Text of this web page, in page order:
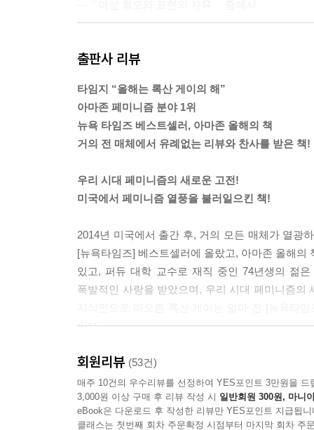
아니 어린이에 대해서는 아주 작은 지면만 할애
아니란 말이다. 어떻게 이 사건 앞에서 이 본질을
「성폭력의 부주의한 언어 사용에 대하여」중에서
우리가 여러분을 망쳐놓았다. 찰리 신이 켈리 프레
있어서 그렇게 되었다(브룩 뮐러에게 머리를 잘라
에게 보내버리겠다는 협박 편지를 씀). 마돈나를
렸다. ---「나쁜 남자를 너무나 사랑해서 그가 자
여성 작가들이 쓴 책들이 있다. 남성 작가들이 쓴
는 이름 밑으로 들어가는데 결혼이나 교외 생활
하지만 여자가 호감가지 않은 캐릭터일 경우는 어
이 여자들은 관습을 무시하는가? 왜 그들은 더 좋
《다시 살고 싶어The Woman Upstairs》 출간
출판사 리뷰
타임지 “올해는 록산 게이의 해”
아마존 페미니즘 분야 1위
뉴욕 타임즈 베스트셀러, 아마존 올해의 책
거의 전 매체에서 유례없는 리뷰와 찬사를 받은 책!
우리 시대 페미니즘의 새로운 고전!
미국에서 페미니즘 열풍을 불러일으킨 책!
2014년 미국에서 출간 후, 거의 모든 매체가 열광
[뉴욕타임즈] 베스트셀러에 올랐고, 아마존 올해의
있고, 퍼듀 대학 교수로 재직 중인 74년생의 젊
폭발적인 사랑을 받았으며, 우리 시대 페미니즘
있다.
페미니스트가 되는 옳고 그른 방법은 없다. 핑크색
록산 게이는 페미니즘이 더 많은 연대를 이끌어내
기준을 세워놓고 그 기준에 못 맞추면 끌어내리
회원리뷰 (53건)
매주 10건의 우수리뷰를 선정하여 YES포인트 3만원을 드
3,000원 이상 구매 후 리뷰 작성 시 일반회원 300원, 마니
eBook은 다운로드 후 작성한 리뷰만 YES포인트 지급됩니
클래스는 첫번째 회차 주문확정 시점부터 마지막 회차 주